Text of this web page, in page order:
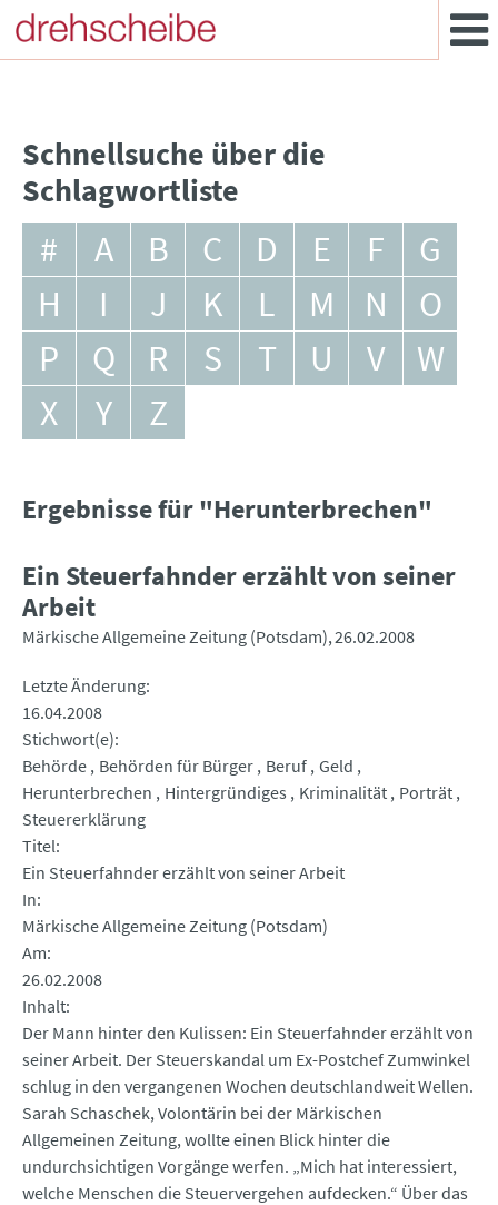
Schnellsuche über die
Schlagwortliste
# A B C D E F
G
H
I J K L M N
O
P
Q R S T U V
W
X
Y Z
Ergebnisse für "Herunterbrechen"
Ein Steuerfahnder erzählt von seiner
Arbeit
Märkische Allgemeine Zeitung (Potsdam) 26.02.2008
Letzte Änderung
16.04.2008
Stichwort(e)
Behörde Behörden für Bürger Beruf Geld
Herunterbrechen
Hintergründiges Kriminalität Porträt
Steuererklärung
Titel
Ein Steuerfahnder erzählt von seiner Arbeit
In
Märkische Allgemeine Zeitung (Potsdam)
Am
26.02.2008
Inhalt
Der Mann hinter den Kulissen: Ein Steuerfahnder erzählt von
seiner Arbeit. Der Steuerskandal um Ex-Postchef Zumwinkel
schlug in den vergangenen Wochen deutschlandweit Wellen.
Sarah Schaschek, Volontärin bei der Märkischen
Allgemeinen Zeitung, wollte einen Blick hinter die
undurchsichtigen Vorgänge werfen. „Mich hat interessiert,
welche Menschen die Steuervergehen aufdecken.“ Über das